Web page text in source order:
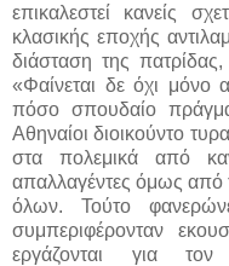
επικαλεστεί κανείς
κλασικής εποχής
διάσταση της
«Φαίνεται δε όχι μόνο
πόσο σπουδαίο πράγμα
Αθηναίοι διοικούντο
στα πολεμικά από
απαλλαγέντες όμως από
όλων. Τούτο
συμπεριφέρονταν
εργάζονται για